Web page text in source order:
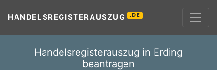
HANDELSREGISTERAUSZUG .DE
Handelsregisterauszug in Erding
beantragen